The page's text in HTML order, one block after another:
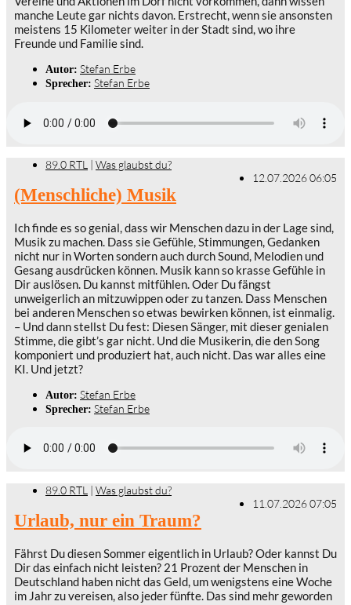
manche Leute gar nichts davon. Erstrecht, wenn sie ansonsten
meistens 15 Kilometer weiter in der Stadt sind, wo ihre
Freunde und Familie sind.
Autor: Stefan Erbe
Sprecher: Stefan Erbe
89.0 RTL | Was glaubst du?
12.07.2026 06:05
(Menschliche) Musik
Ich finde es so genial, dass wir Menschen dazu in der Lage sind,
Musik zu machen. Dass sie Gefühle, Stimmungen, Gedanken
nicht nur in Worten sondern auch durch Sound, Melodien und
Gesang ausdrücken können. Musik kann so krasse Gefühle in
Dir auslösen. Du kannst mitfühlen. Oder Du fängst
unweigerlich an mitzuwippen oder zu tanzen. Dass Menschen
bei anderen Menschen so etwas bewirken können, ist einmalig.
– Und dann stellst Du fest: Diesen Sänger, mit dieser genialen
Stimme, die gibt’s gar nicht. Und die Musikerin, die den Song
komponiert und produziert hat, auch nicht. Das war alles eine
KI. Und jetzt?
Autor: Stefan Erbe
Sprecher: Stefan Erbe
89.0 RTL | Was glaubst du?
11.07.2026 07:05
Urlaub, nur ein Traum?
Fährst Du diesen Sommer eigentlich in Urlaub? Oder kannst Du
Dir das einfach nicht leisten? 21 Prozent der Menschen in
Deutschland haben nicht das Geld, um wenigstens eine Woche
im Jahr zu vereisen, also jeder fünfte. Das sind mehr geworden